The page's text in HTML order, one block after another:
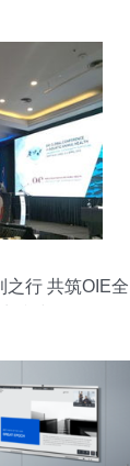
之行 共筑OIE全